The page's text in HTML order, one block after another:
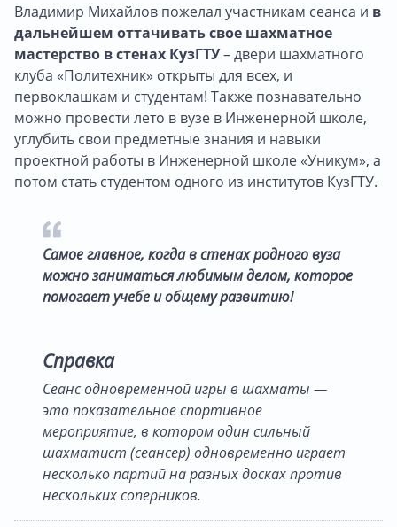
Владимир Михайлов пожелал участникам сеанса и в
дальнейшем оттачивать свое шахматное
мастерство в стенах КузГТУ– двери шахматного
клуба «Политехник» открыты для всех, и
первоклашкам и студентам! Также познавательно
можно провести лето в вузе в Инженерной школе,
углубить свои предметные знания и навыки
проектной работы в Инженерной школе «Уникум», а
потом стать студентом одного из институтов КузГТУ.
Самое главное, когда в стенах родного вуза
можно заниматься любимым делом, которое
помогает учебе и общему развитию!
Справка
Сеанс одновременной игры в шахматы —
это показательное спортивное
мероприятие, в котором один сильный
шахматист (сеансер) одновременно играет
несколько партий на разных досках против
нескольких соперников.